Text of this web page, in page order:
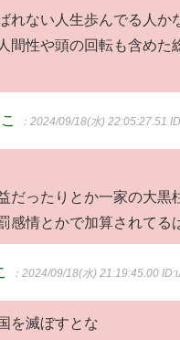
れない人生歩んでる人か
間性や頭の回転も含めた
：2024/09/18(水) 22:05:27.51
だったりとか一家の大黒
感情とかで加算されてる
：2024/09/18(水) 21:19:45.00
を滅ぼすとな